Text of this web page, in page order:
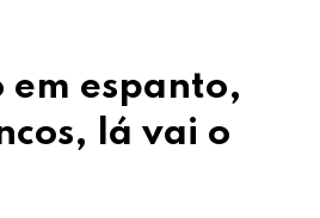
em espanto,
lá vai o